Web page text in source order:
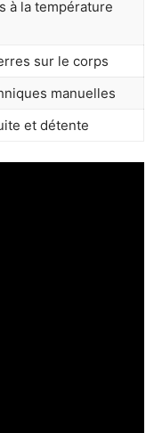
à la température
sur le corps
manuelles
et détente